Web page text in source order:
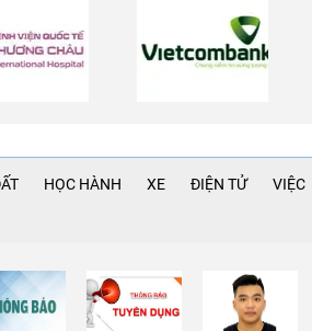
HỌC HÀNH XE ĐIỆN TỬ VIỆC